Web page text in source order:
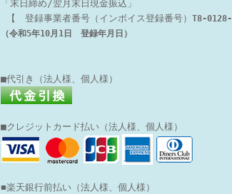
「末日締め/翌月末日現金振込」
【 登録事業者番号（インボイス登録番号） T8-0128-
（令和5年10月1日 登録年月日）
■代引き（法人様、個人様）
■クレジットカード払い（法人様、個人様）
■楽天銀行前払い （法人様、個人様）